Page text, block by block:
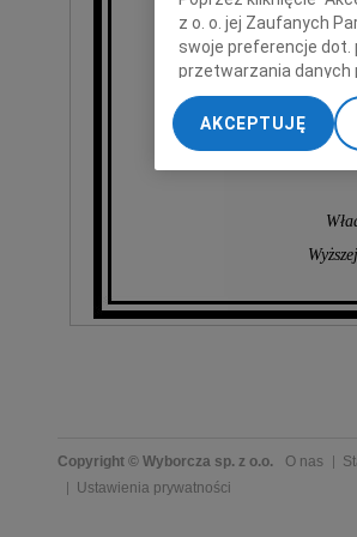
Copyright © Wyborcza sp. z o.o. O nas
Ustawienia prywatności
z o. o. jej Zaufanych
swoje preferencje dot.
przetwarzania danych
„Ustawienia
My, nasi Zaufani
dokładnych danych
Przechowywanie
treści, badnie
AKCEPTUJĘ